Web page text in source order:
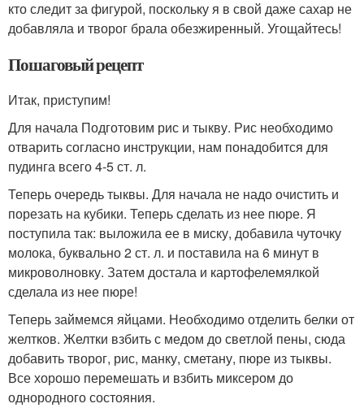
кто следит за фигурой, поскольку я в свой даже сахар не
добавляла и творог брала обезжиренный. Угощайтесь!
Пошаговый рецепт
Итак, приступим!
Для начала Подготовим рис и тыкву. Рис необходимо
отварить согласно инструкции, нам понадобится для
пудинга всего 4-5 ст. л.
Теперь очередь тыквы. Для начала не надо очистить и
порезать на кубики. Теперь сделать из нее пюре. Я
поступила так: выложила ее в миску, добавила чуточку
молока, буквально 2 ст. л. и поставила на 6 минут в
микроволновку. Затем достала и картофелемялкой
сделала из нее пюре!
Теперь займемся яйцами. Необходимо отделить белки от
желтков. Желтки взбить с медом до светлой пены, сюда
добавить творог, рис, манку, сметану, пюре из тыквы.
Все хорошо перемешать и взбить миксером до
однородного состояния.